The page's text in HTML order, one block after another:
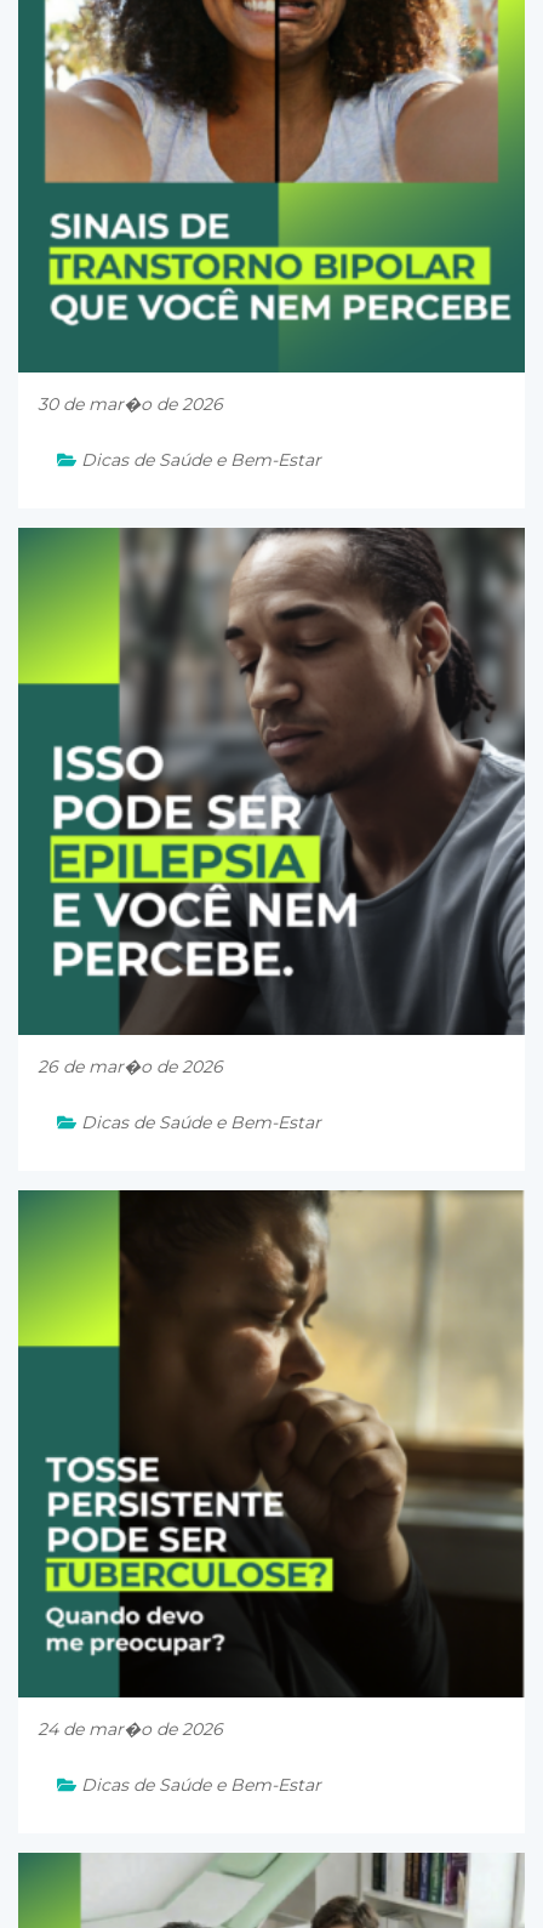
30 de mar�o de 2026
Dicas de Saúde e Bem-Estar
26 de mar�o de 2026
Dicas de Saúde e Bem-Estar
24 de mar�o de 2026
Dicas de Saúde e Bem-Estar